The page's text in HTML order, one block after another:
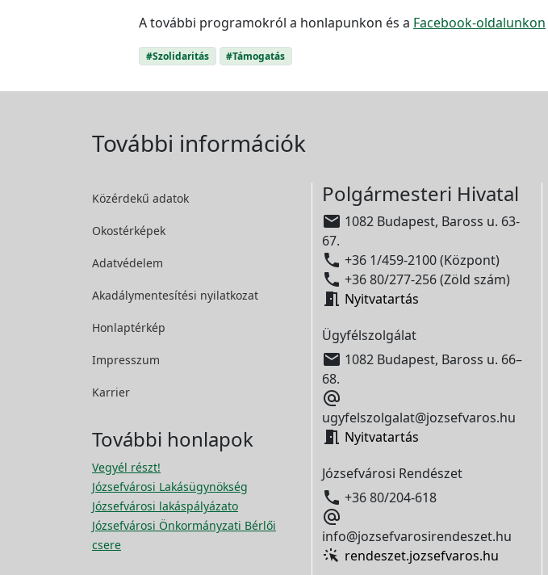
A további programokról a honlapunkon és a Facebook-oldalunkon
#Szolidaritás #Támogatás
További információk
Közérdekű adatok
Okostérképek
Adatvédelem
Akadálymentesítési nyilatkozat
Honlaptérkép
Impresszum
Karrier
További honlapok
Vegyél részt!
Józsefvárosi Lakásügynökség
Józsefvárosi lakáspályázato
Józsefvárosi Önkormányzati Bérlői
csere
Polgármesteri Hivatal
 1082 Budapest, Baross u. 63-
67.
 +36 1/459-2100 (Központ)
 +36 80/277-256 (Zöld szám)
 Nyitvatartás
Ügyfélszolgálat
 1082 Budapest, Baross u. 66–
68.

ugyfelszolgalat@jozsefvaros.hu
 Nyitvatartás
Józsefvárosi Rendészet
 +36 80/204-618

info@jozsefvarosirendeszet.hu
rendeszet.jozsefvaros.hu